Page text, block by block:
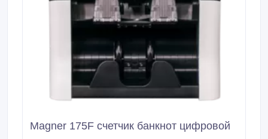
Magner 175F счетчик банкнот цифровой